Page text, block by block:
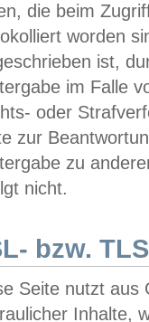
die beim
worden
ist,
im Falle
oder
zur
zu
nicht.
bzw.
Seite nutzt aus
Inhalte,